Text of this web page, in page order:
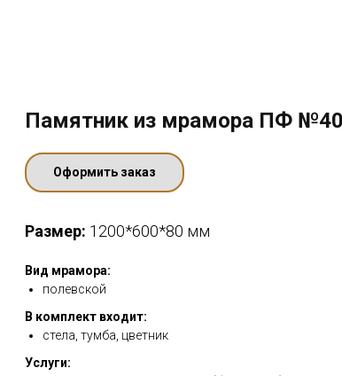
Памятник из мрамора ПФ №40
Оформить заказ
Размер: 1200*600*80 мм
Вид мрамора:
полевской
В комплект входит:
стела, тумба, цветник
Услуги: